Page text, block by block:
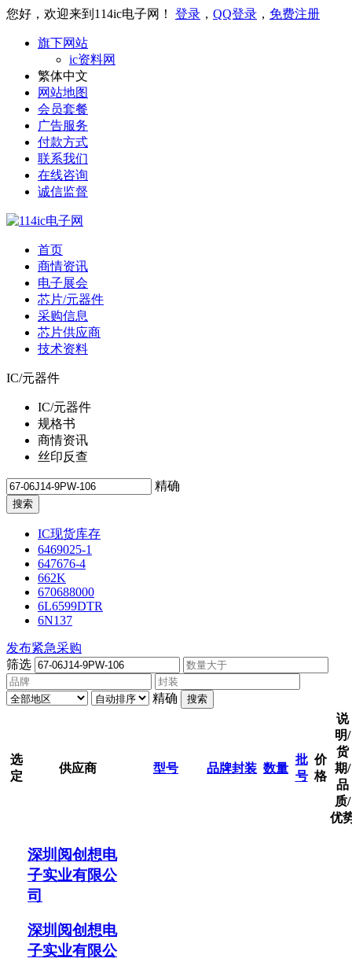
您好，欢迎来到114ic电子网！ 登录 ， QQ登录 ， 免费注册
旗下网站
ic资料网
繁体中文
网站地图
会员套餐
广告服务
付款方式
联系我们
在线咨询
诚信监督
首页
商情资讯
电子展会
芯片/元器件
采购信息
芯片供应商
技术资料
IC/元器件
IC/元器件
规格书
商情资讯
丝印反查
精确
IC现货库存
6469025-1
647676-4
662K
670688000
6L6599DTR
6N137
发布紧急采购
筛选
精确 搜索
选
定
供应商 型号 品牌封装 数量
批
号
价
格
说
明/
货
期/
品
质/
优
深圳阅创想电
子实业有限公
司
深圳阅创想电
子实业有限公